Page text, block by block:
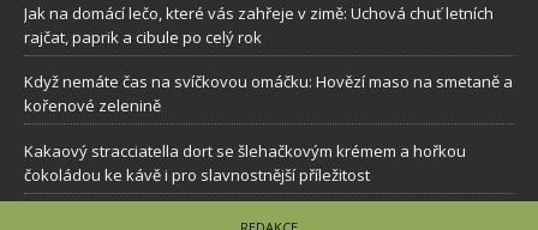
Jak na domácí lečo, které vás zahřeje v zimě: Uchová chuť letních
rajčat, paprik a cibule po celý rok
Když nemáte čas na svíčkovou omáčku: Hovězí maso na smetaně a
kořenové zelenině
Kakaový stracciatella dort se šlehačkovým krémem a hořkou
čokoládou ke kávě i pro slavnostnější příležitost